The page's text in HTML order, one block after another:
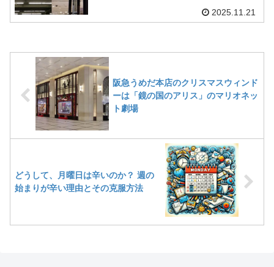
2025.11.21
阪急うめだ本店のクリスマスウィンド
ーは「鏡の国のアリス」のマリオネッ
ト劇場
どうして、月曜日は辛いのか？ 週の
始まりが辛い理由とその克服方法